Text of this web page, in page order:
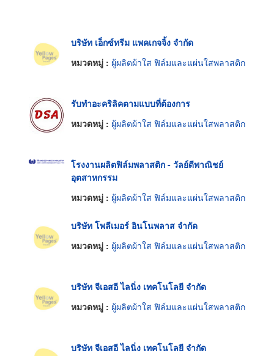
บริษัท เอ็กซ์ทรีม แพคเกจจิ้ง จำกัด
หมวดหมู่ : ผู้ผลิตผ้าใส ฟิล์มและแผ่นใสพลาสติก
รับทําอะคริลิคตามแบบที่ต้องการ
หมวดหมู่ : ผู้ผลิตผ้าใส ฟิล์มและแผ่นใสพลาสติก
โรงงานผลิตฟิล์มพลาสติก - วัลย์ดีพาณิชย์
อุตสาหกรรม
หมวดหมู่ : ผู้ผลิตผ้าใส ฟิล์มและแผ่นใสพลาสติก
บริษัท โพลีเมอร์ อินโนพลาส จำกัด
หมวดหมู่ : ผู้ผลิตผ้าใส ฟิล์มและแผ่นใสพลาสติก
บริษัท จีเอสอี ไลนิ่ง เทคโนโลยี จำกัด
หมวดหมู่ : ผู้ผลิตผ้าใส ฟิล์มและแผ่นใสพลาสติก
บริษัท จีเอสอี ไลนิ่ง เทคโนโลยี จำกัด